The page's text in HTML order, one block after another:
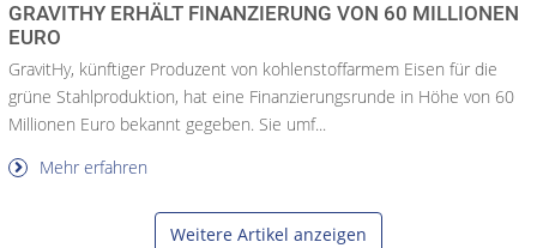
GRAVITHY ERHÄLT FINANZIERUNG VON 60 MILLIONEN
EURO
GravitHy, künftiger Produzent von kohlenstoffarmem Eisen für die
grüne Stahlproduktion, hat eine Finanzierungsrunde in Höhe von 60
Millionen Euro bekannt gegeben. Sie umf...
Mehr erfahren
Weitere Artikel anzeigen